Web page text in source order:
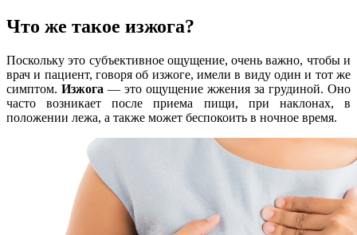
Что же такое изжога?
Поскольку это субъективное ощущение, очень важно, чтобы и
врач и пациент, говоря об изжоге, имели в виду один и тот же
симптом. Изжога ― это ощущение жжения за грудиной. Оно
часто возникает после приема пищи, при наклонах, в
положении лежа, а также может беспокоить в ночное время.